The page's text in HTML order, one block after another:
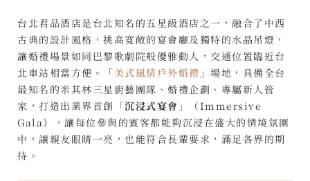
台北君品酒店是台北知名的五星級酒店之一，融合了中西
古典的設計風格，挑高寬敞的宴會廳及獨特的水晶吊燈，
讓婚禮場景如同巴黎歌劇院般優雅動人，交通位置臨近台
北車站相當方便。
「美式風情戶外婚禮 」 場地，具備全台
最知名的米其林三星廚藝團隊、婚禮企劃、專屬新人管
家，打造出業界首創「沉浸式宴會 」（Immersive
Gala），讓每位參與的賓客都能夠沉浸在盛大的情境氛圍
中，讓親友眼睛一亮，也能符合長輩要求，滿足各界的期
待。